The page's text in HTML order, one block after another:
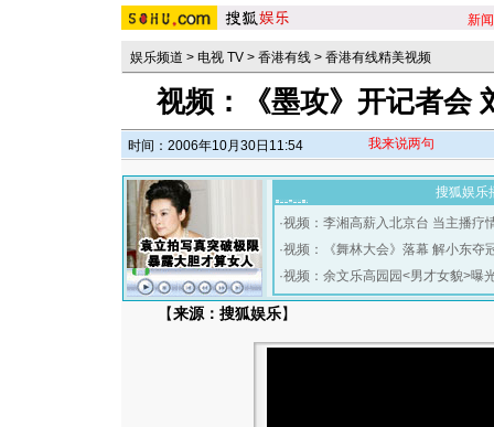
新闻
娱乐频道 > 电视 TV > 香港有线 > 香港有线精美视频
视频：《墨攻》开记者会
时间：2006年10月30日11:54 我来说两句
搜狐娱乐
·视频：李湘高薪入北京台 当主播疗
·视频：《舞林大会》落幕 解小东夺
·视频：余文乐高园园<男才女貌>曝
【来源：搜狐娱乐】